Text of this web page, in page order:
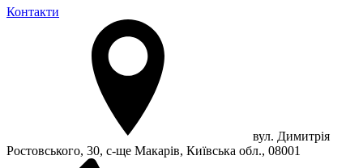
Контакти
вул. Димитрія
Ростовського, 30, с-ще Макарів, Київська обл., 08001